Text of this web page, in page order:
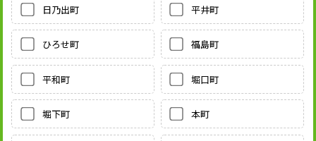
日乃出町 平井町
ひろせ町 福島町
平和町 堀口町
堀下町 本町